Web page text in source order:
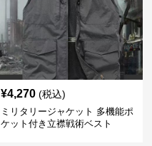
¥4,270 (税込)
ミリタリージャケット 多機能ポ
ケット付き立襟戦術ベスト